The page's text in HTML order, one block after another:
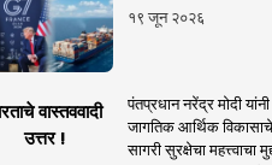
१९ जून २०२६
वास्तववादी
उत्तर !
पंतप्रधान नरेंद्र मोदी
जागतिक आर्थिक विकासाचे
सागरी सुरक्षेचा